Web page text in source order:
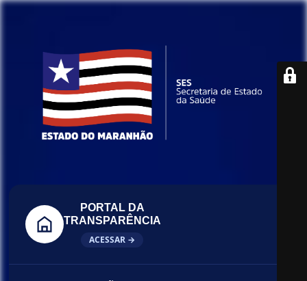
PORTAL DA
TRANSPARÊNCIA
ACESSAR →